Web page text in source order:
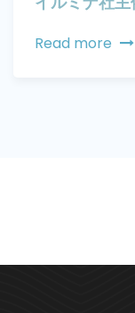
Read more